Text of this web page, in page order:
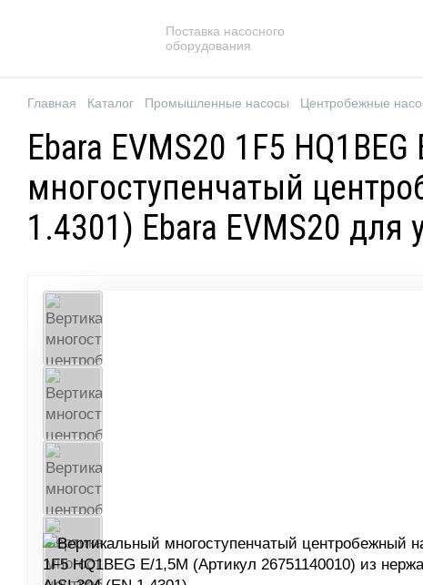
Поставка насосного
оборудования
Главная Каталог Промышленные насосы Центробежные
Ebara EVMS20 1F5
многоступенчатый
1.4301) Ebara EVMS20